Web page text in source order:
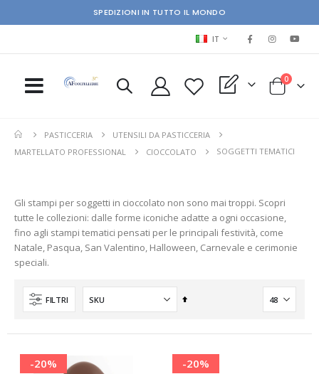
SPEDIZIONI IN TUTTO IL MONDO
LINGUA
IT
My Quote Cart
0elementi
PASTICCERIA
UTENSILI DA PASTICCERIA
MARTELLATO PROFESSIONAL
CIOCCOLATO SOGGETTI TEMATICI
Gli stampi per soggetti in cioccolato non sono mai troppi. Scopri
tutte le collezioni: dalle forme iconiche adatte a ogni occasione,
fino agli stampi tematici pensati per le principali festività, come
Natale, Pasqua, San Valentino, Halloween, Carnevale e cerimonie
speciali.
FILTRI
Imposta
-20% -20%